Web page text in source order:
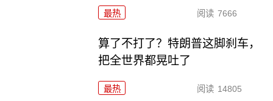
最热 阅读 7666
算了不打了？特朗普这脚刹车，
把全世界都晃吐了
最热 阅读 14805